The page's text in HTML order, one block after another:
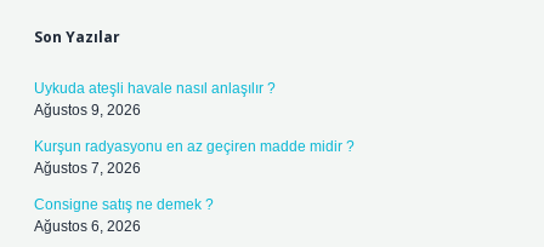
Son Yazılar
Uykuda ateşli havale nasıl anlaşılır ?
Ağustos 9, 2026
Kurşun radyasyonu en az geçiren madde midir ?
Ağustos 7, 2026
Consigne satış ne demek ?
Ağustos 6, 2026